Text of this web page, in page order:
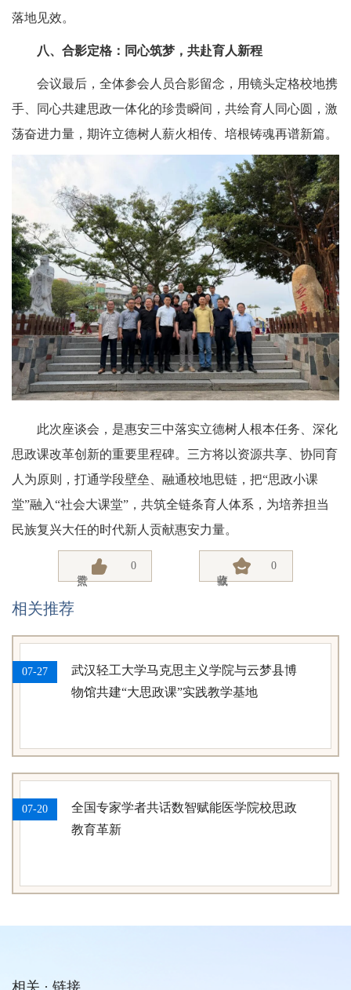
落地见效。
八、合影定格：同心筑梦，共赴育人新程
会议最后，全体参会人员合影留念，用镜头定格校地携
手、同心共建思政一体化的珍贵瞬间，共绘育人同心圆，激
荡奋进力量，期许立德树人薪火相传、培根铸魂再谱新篇。
此次座谈会，是惠安三中落实立德树人根本任务、深化
思政课改革创新的重要里程碑。三方将以资源共享、协同育
人为原则，打通学段壁垒、融通校地思链，把“思政小课
堂”融入“社会大课堂”，共筑全链条育人体系，为培养担当
民族复兴大任的时代新人贡献惠安力量。
0 0
相关推荐
07-27
武汉轻工大学马克思主义学院与云梦县博
物馆共建“大思政课”实践教学基地
07-20
全国专家学者共话数智赋能医学院校思政
教育革新